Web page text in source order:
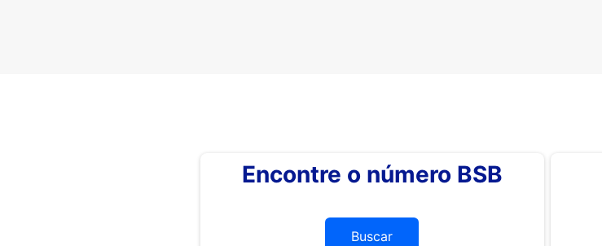
Encontre o número BSB
Buscar